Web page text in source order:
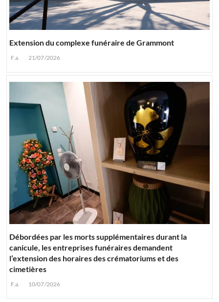
Extension du complexe funéraire de Grammont
F.a. 21/07/2026
Débordées par les morts supplémentaires durant la
canicule, les entreprises funéraires demandent
l’extension des horaires des crématoriums et des
cimetières
F.a. 10/07/2026